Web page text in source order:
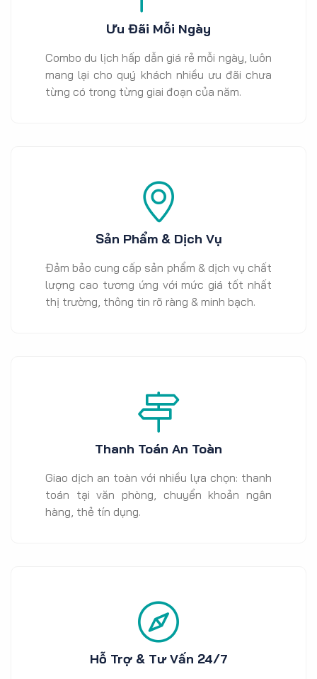
Ưu Đãi Mỗi Ngày
Combo du lịch hấp dẫn giá rẻ mỗi ngày, luôn
mang lại cho quý khách nhiều ưu đãi chưa
từng có trong từng giai đoạn của năm.
Sản Phẩm & Dịch Vụ
Đảm bảo cung cấp sản phẩm & dịch vụ chất
lượng cao tương ứng với mức giá tốt nhất
thị trường, thông tin rõ ràng & minh bạch.
Thanh Toán An Toàn
Giao dịch an toàn với nhiều lựa chọn: thanh
toán tại văn phòng, chuyển khoản ngân
hàng, thẻ tín dụng.
Hỗ Trợ & Tư Vấn 24/7